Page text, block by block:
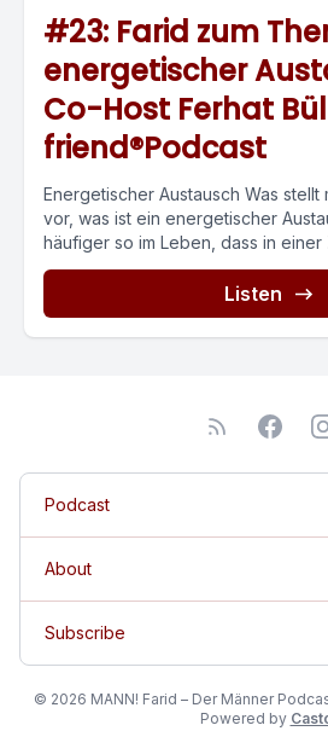
#23: Farid zum
energetischer
Co-Host Ferhat
friend®Podcast
Energetischer Austausch Was stellt
vor, was ist ein energetischer
häufiger so im Leben, dass in
Listen
Podcast
About
Subscribe
© 2026 MANN! Farid – Der Männer
Powered by